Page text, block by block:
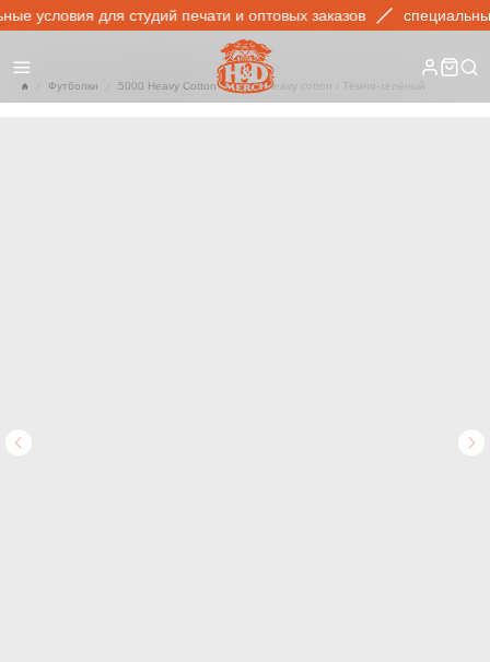
условия для студий печати и оптовых заказов
Футболки 5000 Heavy Cotton 5000 Heavy cotton / Тёмно-зелёный